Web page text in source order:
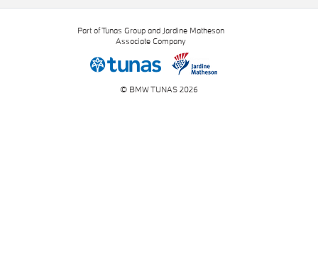
© BMW TUNAS 2026
Part of Tunas Group and Jardine Matheson
Associate Company